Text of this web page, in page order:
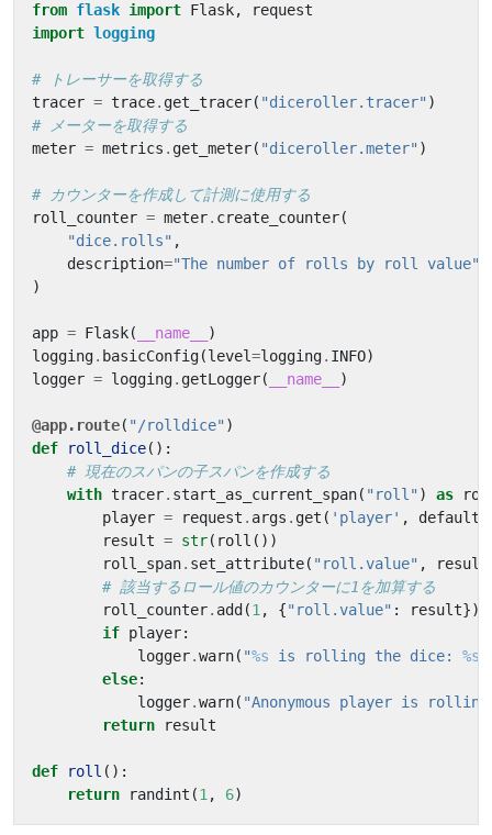
from flask import Flask,
request
import logging
# トレーサーを取得する
tracer = trace. get_tracer( "diceroller.tracer" )
# メーターを取得する
meter = metrics . get_meter( "diceroller.meter" )
# カウンターを作成して計測に使用する
roll_counter = meter. create_counter(
"dice.rolls" ,
description="The number of rolls by roll value"
)
app = Flask( __name__
)
logging. basicConfig(level=logging. INFO)
logger = logging. getLogger( __name__ )
@app.route( "/rolldice" )
def
roll_dice():
# 現在のスパンの子スパンを作成する
with tracer. start_as_current_span( "roll" ) as
player = request . args . get ( 'player' , default
result = str( roll ())
roll_span. set_attribute( "roll.value" , result
# 該当するロール値のカウンターに1を加算する
roll_counter. add (1 , {"roll.value" : result})
if player:
logger.warn( "%s is rolling the dice: %s
else:
logger.warn( "Anonymous player is
return
result
def roll ():
return
randint (1 , 6)